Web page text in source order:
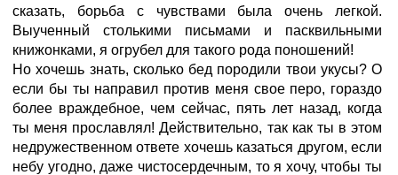
сказать, борьба с чувствами была очень легкой.
Выученный столькими письмами и пасквильными
книжонками, я огрубел для такого рода поношений!
Но хочешь знать, сколько бед породили твои укусы? О
если бы ты направил против меня свое перо, гораздо
более враждебное, чем сейчас, пять лет назад, когда
ты меня прославлял! Действительно, так как ты в этом
недружественном ответе хочешь казаться другом, если
небу угодно, даже чистосердечным, то я хочу, чтобы ты